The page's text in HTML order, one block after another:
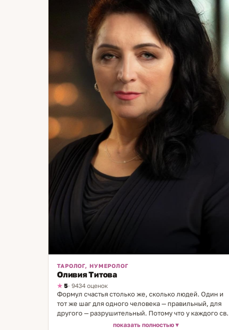
ТАРОЛОГ, НУМЕРОЛОГ
Оливия Титова
5· 9434 оценок
Формул счастья столько же, сколько людей. Один и
тот же шаг для одного человека — правильный, для
другого — разрушительный. Потому что у каждого
структура. И когда её видишь — многое становится
показать полностью